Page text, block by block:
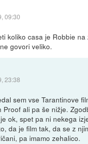
09:30
koliko casa je Robbie
govori veliko.
23:38
sem vse Tarantinove
Proof ali pa še nižje.
ok, spet pa ni nekega
da je film tak, da se z
pa imamo zehalico.